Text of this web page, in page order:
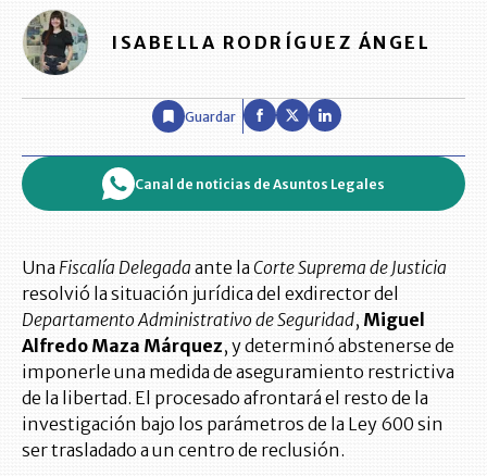
ISABELLA RODRÍGUEZ ÁNGEL
Guardar
Canal de noticias de Asuntos Legales
Una Fiscalía Delegada ante laCorte Suprema de Justicia
resolvió la situación jurídica del exdirector del
Departamento Administrativo de Seguridad, Miguel
Alfredo Maza Márquez, y determinó abstenerse de
imponerle una medida de aseguramiento restrictiva
de la libertad. El procesado afrontará el resto de la
investigación bajo los parámetros de la Ley 600 sin
ser trasladado a un centro de reclusión.